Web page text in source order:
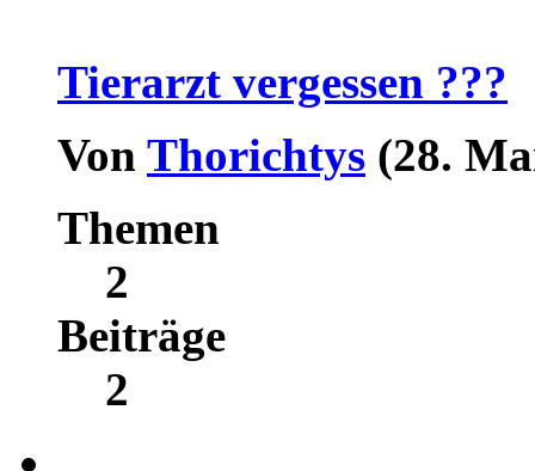
Tierarzt vergessen ???
Von Thorichtys (28.
Themen
2
Beiträge
2